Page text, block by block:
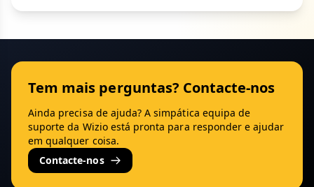
Tem mais perguntas? Contacte-nos
Ainda precisa de ajuda? A simpática equipa de
suporte da Wizio está pronta para responder e ajudar
em qualquer coisa.
Contacte-nos